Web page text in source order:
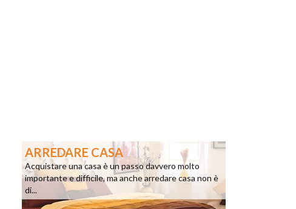
ARREDARE CASA
Acquistare una casa è un passo davvero molto
importante e difficile, ma anche arredare casa non è
di...